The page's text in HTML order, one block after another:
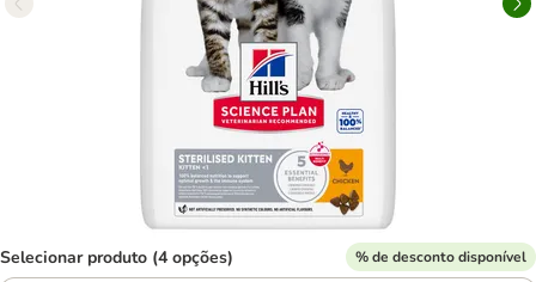
Selecionar produto (4 opções) % de desconto disponível